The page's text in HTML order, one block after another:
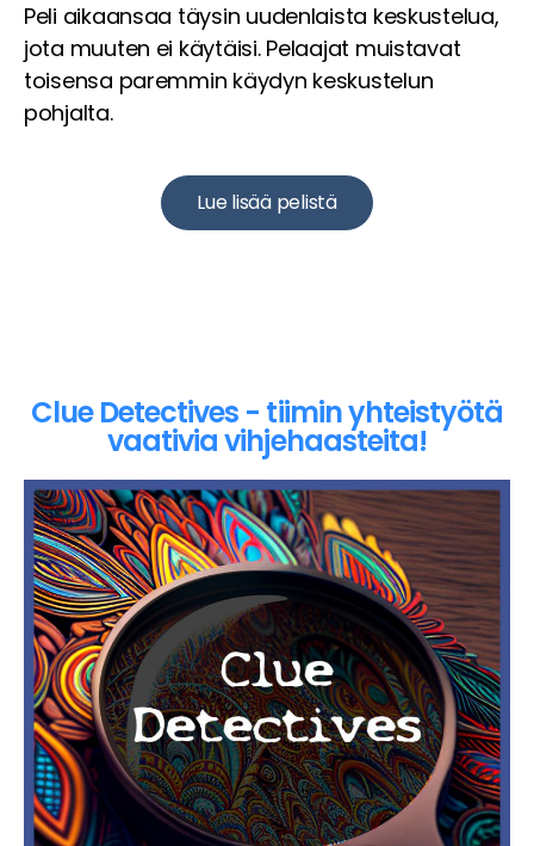
Peli aikaansaa täysin uudenlaista keskustelua,
jota muuten ei käytäisi. Pelaajat muistavat
toisensa paremmin käydyn keskustelun
pohjalta.
Lue lisää pelistä
Clue Detectives - tiimin yhteistyötä
vaativia vihjehaasteita!